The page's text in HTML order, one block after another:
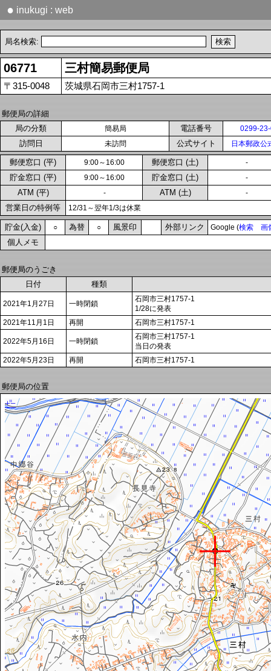
● inukugi : web
局名検索:
06771 三村簡易郵便局
〒315-0048 茨城県石岡市三村1757-1
郵便局の詳細
局の分類
簡易局 電話番号 0299-
訪問日 未訪問 公式サイト 日本郵政公
郵便窓口 (平) 9:00～16:00 郵便窓口 (土) -
貯金窓口 (平) 9:00～16:00 貯金窓口 (土) -
ATM (平) - ATM (土) -
営業日の特例等 12/31～翌年1/3は休業
貯金(入金) ○ 為替 ○ 風景印 外部リンク Google (検索 画
個人メモ
郵便局のうごき
日付
種類
2021年1月27日 一時閉鎖
石岡市三村1757-1
1/28に発表
2021年11月1日
再開 石岡市三村1757-1
2022年5月16日 一時閉鎖
石岡市三村1757-1
当日の発表
2022年5月23日
再開 石岡市三村1757-1
郵便局の位置